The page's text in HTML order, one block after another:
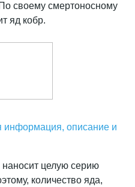
своему смертоносному
яд кобр.
информация, описание и
целую серию
количество яда,